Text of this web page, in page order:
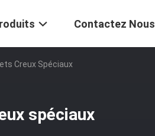
Contactez Nous
Creux Spéciaux
spéciaux